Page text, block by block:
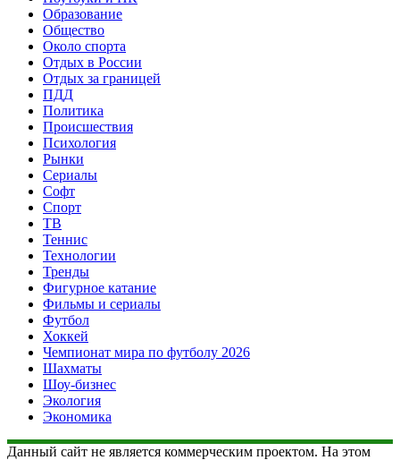
Образование
Общество
Около спорта
Отдых в России
Отдых за границей
ПДД
Политика
Происшествия
Психология
Рынки
Сериалы
Софт
Спорт
ТВ
Теннис
Технологии
Тренды
Фигурное катание
Фильмы и сериалы
Футбол
Хоккей
Чемпионат мира по футболу 2026
Шахматы
Шоу-бизнес
Экология
Экономика
Данный сайт не является коммерческим проектом. На этом